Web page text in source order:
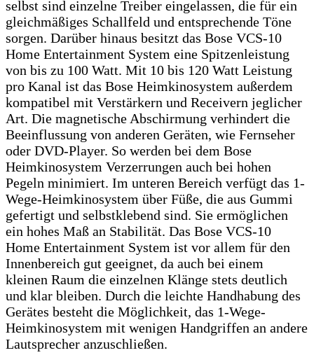
selbst sind einzelne Treiber eingelassen, die für ein
gleichmäßiges Schallfeld und entsprechende Töne
sorgen. Darüber hinaus besitzt das Bose VCS-10
Home Entertainment System eine Spitzenleistung
von bis zu 100 Watt. Mit 10 bis 120 Watt Leistung
pro Kanal ist das Bose Heimkinosystem außerdem
kompatibel mit Verstärkern und Receivern jeglicher
Art. Die magnetische Abschirmung verhindert die
Beeinflussung von anderen Geräten, wie Fernseher
oder DVD-Player. So werden bei dem Bose
Heimkinosystem Verzerrungen auch bei hohen
Pegeln minimiert. Im unteren Bereich verfügt das 1-
Wege-Heimkinosystem über Füße, die aus Gummi
gefertigt und selbstklebend sind. Sie ermöglichen
ein hohes Maß an Stabilität. Das Bose VCS-10
Home Entertainment System ist vor allem für den
Innenbereich gut geeignet, da auch bei einem
kleinen Raum die einzelnen Klänge stets deutlich
und klar bleiben. Durch die leichte Handhabung des
Gerätes besteht die Möglichkeit, das 1-Wege-
Heimkinosystem mit wenigen Handgriffen an andere
Lautsprecher anzuschließen.